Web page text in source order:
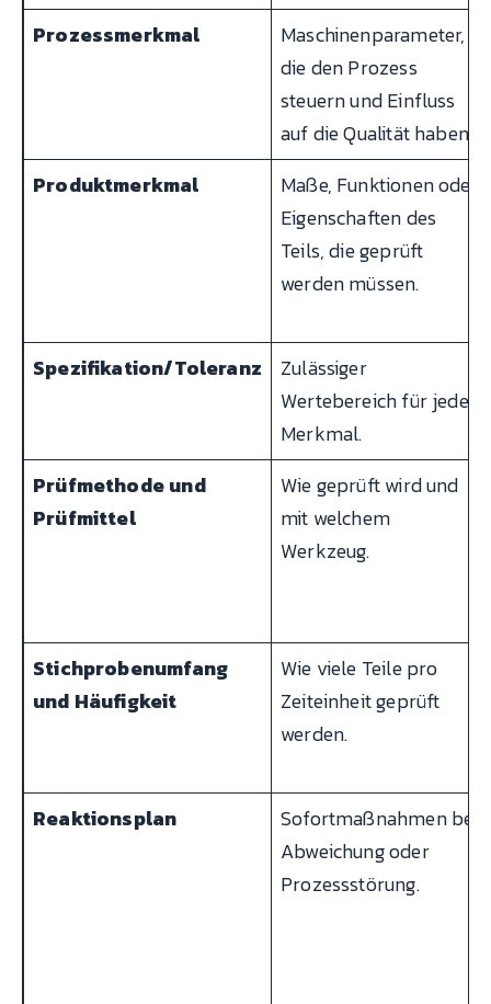
Prozessmerkmal
Maschinenparameter,
die den Prozess
steuern und Einfluss
auf die Qualität haben.
Produktmerkmal
Maße, Funktionen oder
Eigenschaften des
Teils, die geprüft
werden müssen.
Spezifikation/Toleranz
Zulässiger
Wertebereich für jedes
Merkmal.
Prüfmethode und
Prüfmittel
Wie geprüft wird und
mit welchem
Werkzeug.
Stichprobenumfang
und Häufigkeit
Wie viele Teile pro
Zeiteinheit geprüft
werden.
Reaktionsplan
Sofortmaßnahmen bei
Abweichung oder
Prozessstörung.